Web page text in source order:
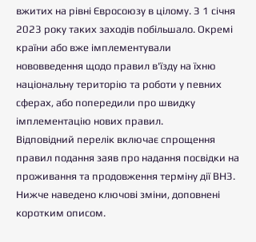
вжитих на рівні Євросоюзу в цілому. З 1 січня
2023 року таких заходів побільшало. Окремі
країни або вже імплементували
нововведення щодо правил в'їзду на їхню
національну територію та роботи у певних
сферах, або попередили про швидку
імплементацію нових правил.
Відповідний перелік включає спрощення
правил подання заяв про надання посвідки на
проживання та продовження терміну дії ВНЗ.
Нижче наведено ключові зміни, доповнені
коротким описом.